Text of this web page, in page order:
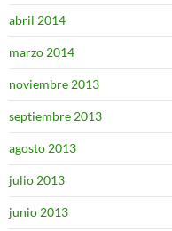
abril 2014
marzo 2014
noviembre 2013
septiembre 2013
agosto 2013
julio 2013
junio 2013